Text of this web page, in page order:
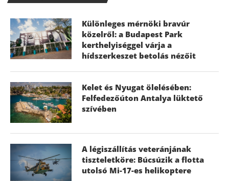
Különleges mérnöki bravúr
közelről: a Budapest Park
kerthelyiséggel várja a
hídszerkeszet betolás nézőit
Kelet és Nyugat ölelésében:
Felfedezőúton Antalya lüktető
szívében
A légiszállítás veteránjának
tiszteletköre: Búcsúzik a flotta
utolsó Mi-17-es helikoptere